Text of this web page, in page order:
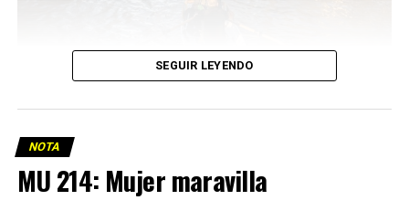
SEGUIR LEYENDO
NOTA
MU 214: Mujer maravilla